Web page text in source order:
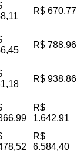
R$ 670,77
R$ 788,96
R$ 938,86
R$
1.642,91
R$
6.584,40